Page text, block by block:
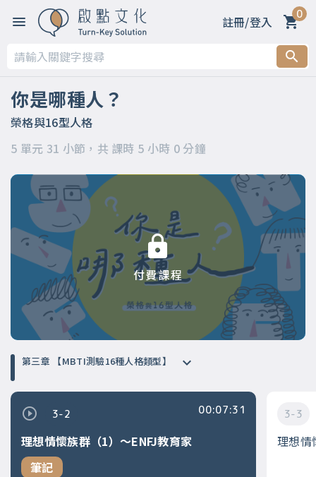
註冊/登入 0
你是哪種人？
榮格與16型人格
5 單元 31 小節，共 課時 5 小時 0 分鐘
付費課程
第一章 【你是哪種人？】
第三章 【MBTI測驗16種人格類型】
第四章 【原來這才是榮格類型論】
第五章 【活出你自己】
第三章 【MBTI測驗16種人格類型】
3-2
理想情懷族群（1）～ENFJ教育家
筆記
00:07:31 3-3
理想情